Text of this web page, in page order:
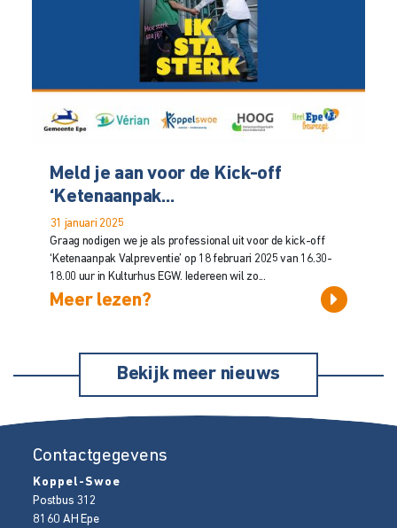
Meld je aan voor de Kick-off
‘Ketenaanpak...
31 januari 2025
Graag nodigen we je als professional uit voor de kick-off
‘Ketenaanpak Valpreventie’ op 18 februari 2025 van 16.30-
18.00 uur in Kulturhus EGW. Iedereen wil zo...
Meer lezen?
Bekijk meer nieuws
Contactgegevens
Koppel-Swoe
Postbus 312
8160 AH Epe